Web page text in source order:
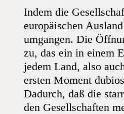
Indem die
europäischen
umgangen. Die
zu, das ein in einem
jedem Land, also
ersten Moment
Dadurch, daß die
den Gesellschaften